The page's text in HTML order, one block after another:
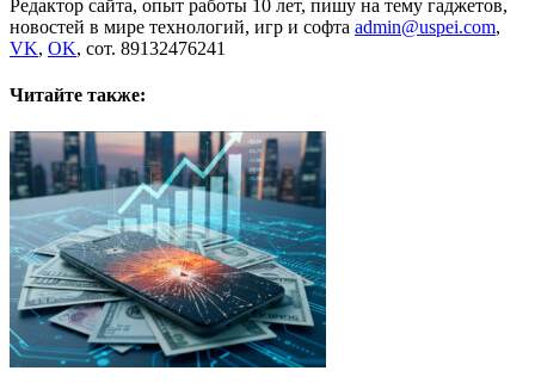
Редактор сайта, опыт работы 10 лет, пишу на тему гаджетов,
новостей в мире технологий, игр и софта admin@uspei.com,
VK, OK, сот. 89132476241
Читайте также: